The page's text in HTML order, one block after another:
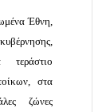
Έθνη,
στα
ζώνες